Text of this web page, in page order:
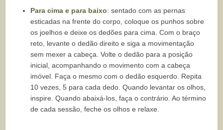
Para cima e para baixo: sentado com as pernas
esticadas na frente do corpo, coloque os punhos sobre
os joelhos e deixe os dedões para cima. Com o braço
reto, levante o dedão direito e siga a movimentação
sem mexer a cabeça. Volte o dedão para a posição
inicial, acompanhando o movimento com a cabeça
imóvel. Faça o mesmo com o dedão esquerdo. Repita
10 vezes, 5 para cada dedo. Quando levantar os olhos,
inspire. Quando abaixá-los, faça o contrário. Ao término
de cada sessão, feche os olhos e relaxe.